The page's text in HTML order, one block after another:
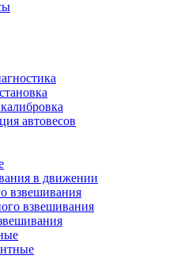
автовесов
в движении
взвешивания
взвешивания